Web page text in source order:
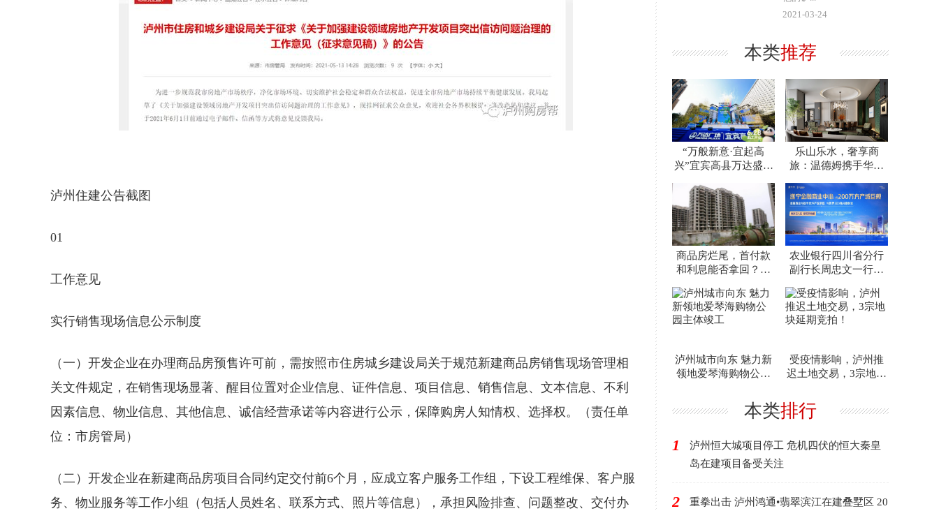
泸州住建公告截图
01
工作意见
实行销售现场信息公示制度
（一）开发企业在办理商品房预售许可前，需按照市住房城乡建设局关于规范新建商品房销售现场管理相
关文件规定，在销售现场显著、醒目位置对企业信息、证件信息、项目信息、销售信息、文本信息、不利
因素信息、物业信息、其他信息、诚信经营承诺等内容进行公示，保障购房人知情权、选择权。（责任单
位：市房管局）
（二）开发企业在新建商品房项目合同约定交付前6个月，应成立客户服务工作组，下设工程维保、客户服
务、物业服务等工作小组（包括人员姓名、联系方式、照片等信息），承担风险排查、问题整改、交付办
2021-03-24
本类推荐
“万般新意·宜起高
兴”宜宾高县万达盛大
乐山乐水，奢享商
旅：温德姆携手华泰
地标
商品房烂尾，首付款
和利息能否拿回？连
农业银行四川省分行
副行长周忠文一行调
泸州城市向东 魅力新
领地爱琴海购物公园
受疫情影响，泸州推
迟土地交易，3宗地块
本类排行
1
泸州恒大城项目停工 危机四伏的恒大秦皇
岛在建项目备受关注
2
重拳出击 泸州鸿通•翡翠滨江在建叠墅区 20